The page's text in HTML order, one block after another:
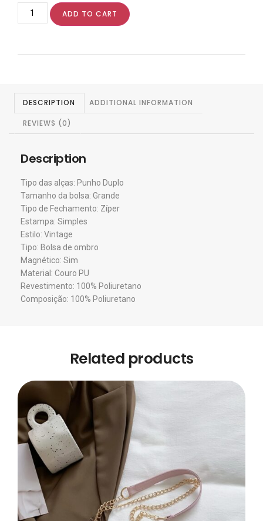
ADD TO CART
DESCRIPTION ADDITIONAL INFORMATION
REVIEWS (0)
Description
Tipo das alças: Punho Duplo
Tamanho da bolsa: Grande
Tipo de Fechamento: Zíper
Estampa: Simples
Estilo: Vintage
Tipo: Bolsa de ombro
Magnético: Sim
Material: Couro PU
Revestimento: 100% Poliuretano
Composição: 100% Poliuretano
Related products